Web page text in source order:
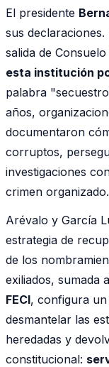
El presidente
sus
salida de
esta institución
palabra
años,
documentaron
corruptos,
investigaciones
crimen organizado.
Arévalo y García
estrategia de
de los
exiliados, sumada
FECI, configura un
desmantelar las
heredadas y
constitucional: